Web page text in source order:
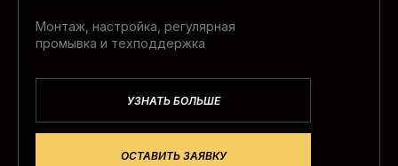
УЗНАТЬ БОЛЬШЕ
Монтаж, настройка, регулярная
промывка и техподдержка
ОСТАВИТЬ ЗАЯВКУ